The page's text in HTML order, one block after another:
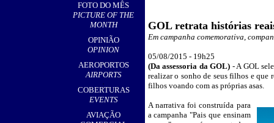
FOTO DO MÊS
PICTURE OF THE
MONTH
OPINIÃO
OPINION
AEROPORTOS
AIRPORTS
,
COBERTURAS
EVENTS
AVIAÇÃO
GOL retrata histórias
Em campanha comemorativa,
05/08/2015 - 19h25
(Da assessoria da GOL) - A GOL
realizar o sonho de seus filhos e que
filhos voando com as próprias asas.
A narrativa foi construída para
a campanha "Pais que ensinam